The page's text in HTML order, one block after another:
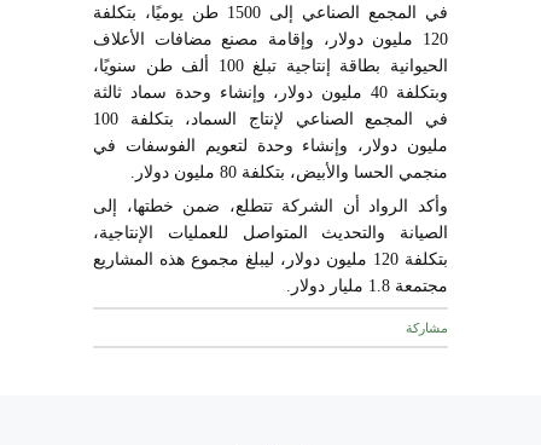
في المجمع الصناعي إلى 1500 طن يوميًا، بتكلفة
120 مليون دولار، وإقامة مصنع مضافات الأعلاف
الحيوانية بطاقة إنتاجية تبلغ 100 ألف طن سنويًا،
وبتكلفة 40 مليون دولار، وإنشاء وحدة سماد ثالثة
في المجمع الصناعي لإنتاج السماد، بتكلفة 100
مليون دولار، وإنشاء وحدة لتعويم الفوسفات في
منجمي الحسا والأبيض، بتكلفة 80 مليون دولار.
وأكد الرواد أن الشركة تتطلع، ضمن خطتها، إلى
الصيانة والتحديث المتواصل للعمليات الإنتاجية،
بتكلفة 120 مليون دولار، ليبلغ مجموع هذه المشاريع
مجتمعة 1.8 مليار دولار.
مشاركة